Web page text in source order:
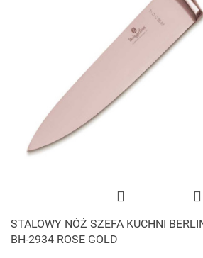
STALOWY NÓŻ SZEFA KUCHNI
BH-2934 ROSE GOLD